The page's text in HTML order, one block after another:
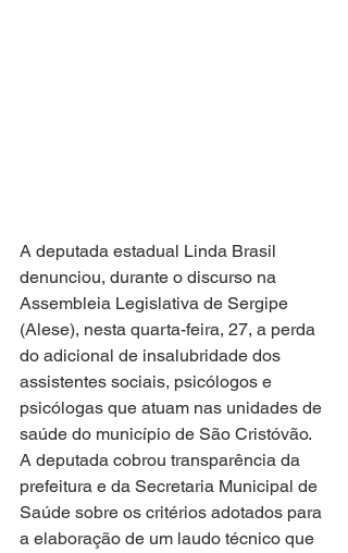
A deputada estadual Linda Brasil
denunciou, durante o discurso na
Assembleia Legislativa de Sergipe
(Alese), nesta quarta-feira, 27, a perda
do adicional de insalubridade dos
assistentes sociais, psicólogos e
psicólogas que atuam nas unidades de
saúde do município de São Cristóvão.
A deputada cobrou transparência da
prefeitura e da Secretaria Municipal de
Saúde sobre os critérios adotados para
a elaboração de um laudo técnico que